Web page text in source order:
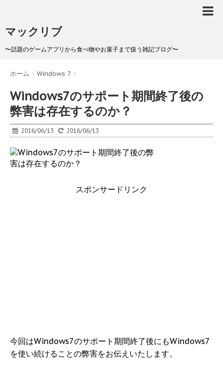
マックリブ
〜話題のゲームアプリから食べ物やお菓子まで扱う雑記ブログ〜
ホーム > Windows 7 >
Windows7のサポート期間終了後の
弊害は存在するのか？
2016/06/13 2016/06/13
スポンサードリンク
今回はWindows7のサポート期間終了後にもWindows7
を使い続けることの弊害をお伝えいたします。